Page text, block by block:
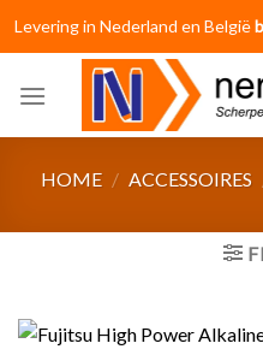
Levering in Nederland en België
HOME / ACCESSOIRES